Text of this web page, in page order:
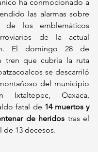
ha conmocionado a
las alarmas sobre
de los emblemáticos
de la actual
El domingo 28 de
tren que cubría la ruta
se descarriló
del municipio
Ixtaltepec, Oaxaca,
fatal de 14 muertos y
de heridos tras el
de 13 decesos.